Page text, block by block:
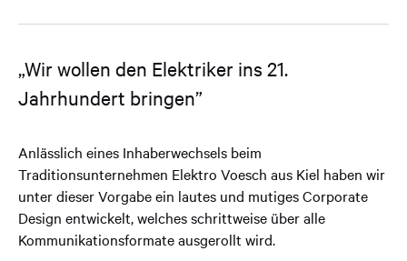
„Wir wollen den Elektriker ins 21.
Jahrhundert bringen”
Anlässlich eines Inhaberwechsels beim
Traditionsunternehmen Elektro Voesch aus Kiel haben wir
unter dieser Vorgabe ein lautes und mutiges Corporate
Design entwickelt, welches schrittweise über alle
Kommunikationsformate ausgerollt wird.